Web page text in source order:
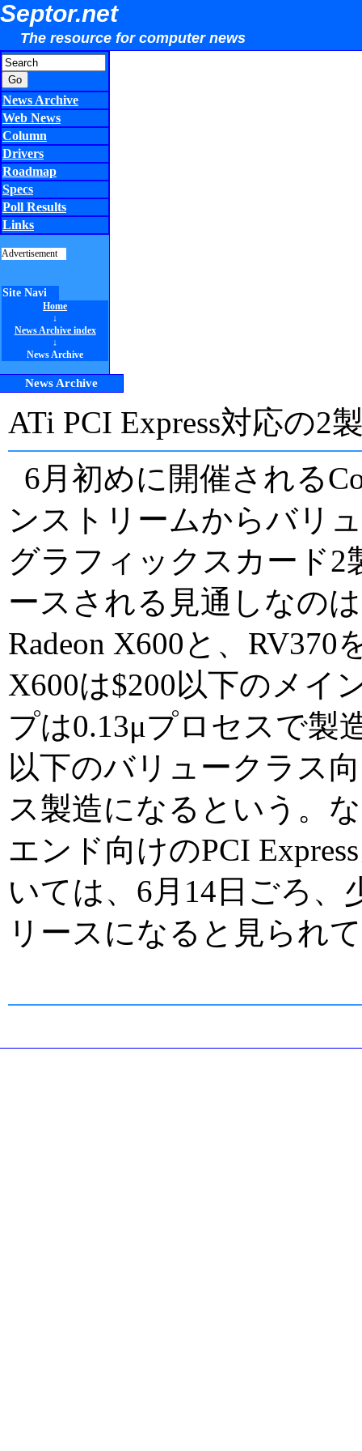
Septor.net
The resource for computer news
News Archive
Web News
Column
Drivers
Roadmap
Specs
Poll Results
Links
Advertisement
Site Navi
Home
↓
News Archive index
↓
News Archive
News Archive
ATi PCI Express対応の2
6月初めに開催される
ンストリームからバリ
グラフィックスカード
ースされる見通しなの
Radeon X600と、RV370
X600は$200以下のメイ
プは0.13μプロセスで製
以下のバリュークラス
ス製造になるという。
エンド向けのPCI
いては、6月14日ごろ、
リースになると見られ